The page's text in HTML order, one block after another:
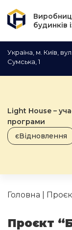
будинків
Україна, м. Київ, вул.
Сумська, 1
Light House –
програми
єВідновлення
Головна
Проєкт